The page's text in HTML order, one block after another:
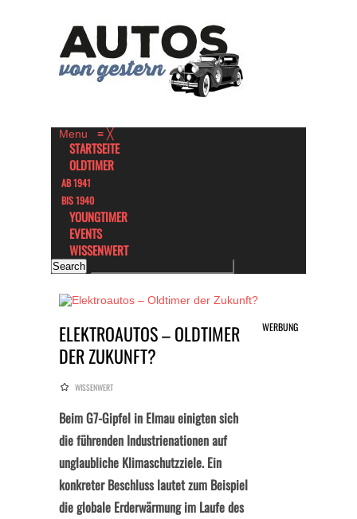
Menu ≡ ╳
STARTSEITE
OLDTIMER
AB 1941
BIS 1940
YOUNGTIMER
EVENTS
WISSENWERT
ELEKTROAUTOS – OLDTIMER
DER ZUKUNFT?
WERBUNG
WISSENWERT
Beim G7-Gipfel in Elmau einigten sich
die führenden Industrienationen auf
unglaubliche Klimaschutzziele. Ein
konkreter Beschluss lautet zum Beispiel
die globale Erderwärmung im Laufe des